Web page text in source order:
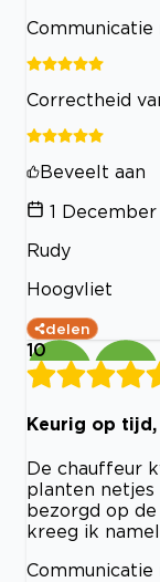
Correctheid
Beveelt aan
1
Rudy
Hoogvliet
delen
10
Keurig op
De chauffeur
planten netjes
bezorgd op
kreeg ik